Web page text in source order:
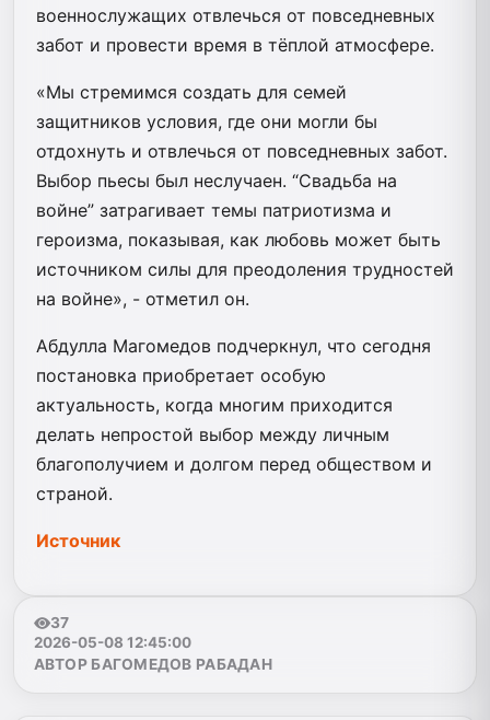
военнослужащих отвлечься от повседневных
забот и провести время в тёплой атмосфере.
«Мы стремимся создать для семей
защитников условия, где они могли бы
отдохнуть и отвлечься от повседневных забот.
Выбор пьесы был неслучаен. “Свадьба на
войне” затрагивает темы патриотизма и
героизма, показывая, как любовь может быть
источником силы для преодоления трудностей
на войне», - отметил он.
Абдулла Магомедов подчеркнул, что сегодня
постановка приобретает особую
актуальность, когда многим приходится
делать непростой выбор между личным
благополучием и долгом перед обществом и
страной.
Источник
37
2026-05-08 12:45:00
АВТОР БАГОМЕДОВ РАБАДАН